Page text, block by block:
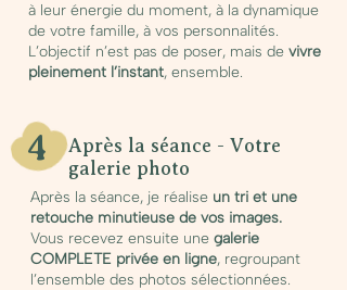
à leur énergie du moment, à la dynamique
de votre famille, à vos personnalités.
L’objectif n’est pas de poser, mais de vivre
pleinement l’instant, ensemble.
4
Après la séance - Votre
galerie photo
Après la séance, je réalise un tri et une
retouche minutieuse de vos images.
Vous recevez ensuite une galerie
COMPLETE privée en ligne, regroupant
l’ensemble des photos sélectionnées.